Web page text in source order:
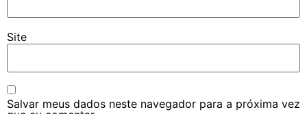
Site
Salvar meus dados neste navegador para a próxima vez